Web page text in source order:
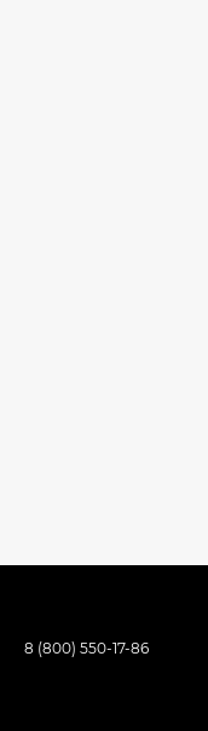
8 (800) 550-17-86